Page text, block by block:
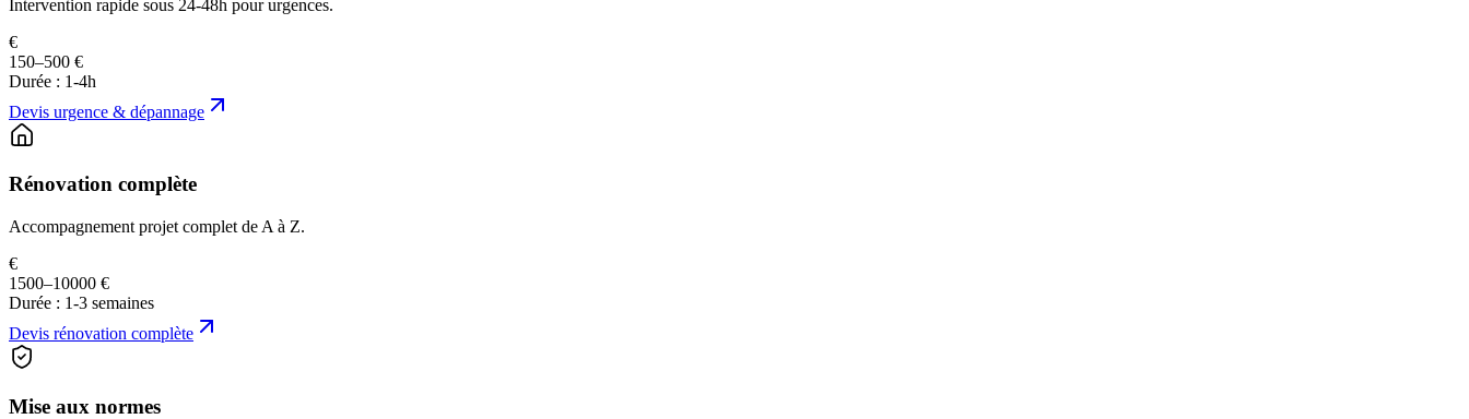
Intervention rapide sous 24-48h pour urgences.
€
150–500 €
Durée : 1-4h
Devis urgence & dépannage
Rénovation complète
Accompagnement projet complet de A à Z.
€
1500–10000 €
Durée : 1-3 semaines
Devis rénovation complète
Mise aux normes